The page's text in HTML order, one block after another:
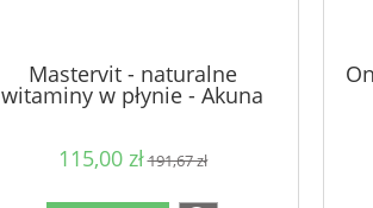
Mastervit - naturalne
witaminy w płynie - Akuna
115,00 zł191,67 zł